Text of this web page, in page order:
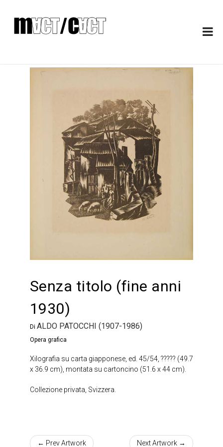
Senza titolo (fine anni
1930)
Di ALDO PATOCCHI (1907-1986)
Opera grafica
Xilografia su carta giapponese, ed. 45/54, ????? (49.7
x 36.9 cm), montata su cartoncino (51.6 x 44 cm).
Collezione privata, Svizzera.
← Prev Artwork Next Artwork →